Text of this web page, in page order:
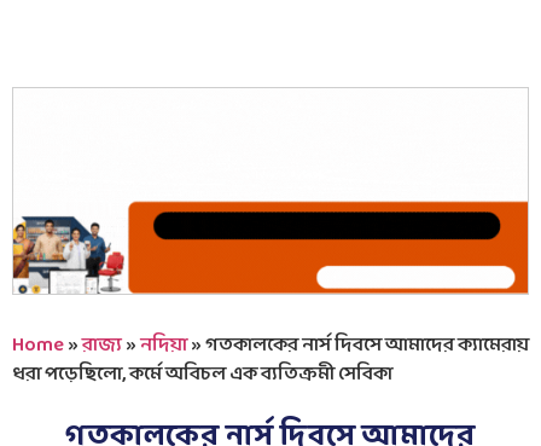
Home»রাজ্য»নদিয়া»গতকালকের নার্স দিবসে আমাদের ক্যামেরায়
ধরা পড়েছিলো, কর্মে অবিচল এক ব্যতিক্রমী সেবিকা